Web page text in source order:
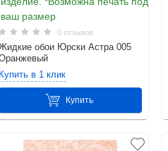
ваш размер
0 отзывов
обои Юрски Астра 005
Купить в 1 клик
Купить